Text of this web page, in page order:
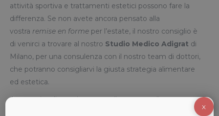
attività sportiva e trattamenti estetici possono fare la
differenza. Se non avete ancora pensato alla
vostra remise en forme per l’estate, il nostro consiglio è
di venirci a trovare al nostro Studio Medico Adigrat di
Milano, per una consulenza con il nostro team di dottori,
che potranno consigliarvi la giusta strategia alimentare
ed estetica.
A proposito di estetica, presso il nostro studio potrete
” che
X